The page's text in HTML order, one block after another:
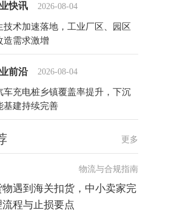
快讯 2026-08-04
技术加速落地，工业厂区、园区
造需求激增
前沿 2026-08-04
车充电桩乡镇覆盖率提升，下沉
基建持续完善
更多
物流与合规指南
物遇到海关扣货，中小卖家完
程与止损要点